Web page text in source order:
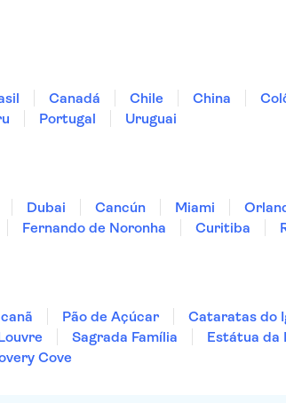
Canadá Chile China
Portugal
Uruguai
Dubai Cancún Miami
Fernando de Noronha Curitiba
Pão de Açúcar Cataratas do
Sagrada Família Estátua da
Cove